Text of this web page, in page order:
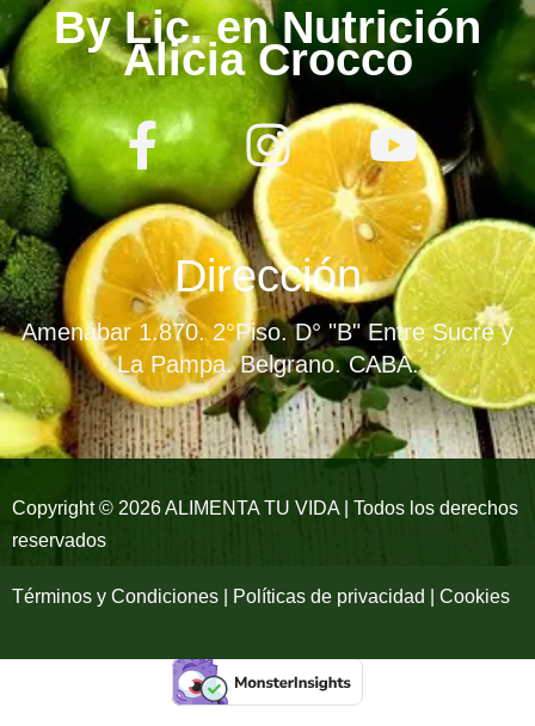
By Lic. en Nutrición
Alicia Crocco
F
a
c
e
b
o
o
k
-
I
n
s
t
a
g
r
a
m
Y
o
u
t
u
b
e
Dirección
Amenábar 1.870. 2°Piso. D° "B" Entre Sucre y
La Pampa. Belgrano. CABA.
Copyright © 2026 ALIMENTA TU VIDA | Todos los derechos
reservados
Términos y Condiciones | Políticas de privacidad | Cookies